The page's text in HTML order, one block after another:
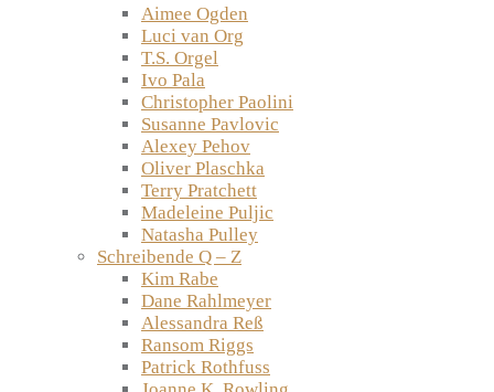
Aimee Ogden
Luci van Org
T.S. Orgel
Ivo Pala
Christopher Paolini
Susanne Pavlovic
Alexey Pehov
Oliver Plaschka
Terry Pratchett
Madeleine Puljic
Natasha Pulley
Schreibende Q – Z
Kim Rabe
Dane Rahlmeyer
Alessandra Reß
Ransom Riggs
Patrick Rothfuss